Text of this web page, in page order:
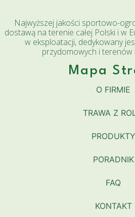
Najwyższej jakości sportowo-
dostawą na terenie całej Polski i w
w eksploatacji, dedykowany
przydomowych i terenów
Mapa
O FIRMIE
TRAWA Z
PRODUKTY
PORADNIK
FAQ
KONTAKT